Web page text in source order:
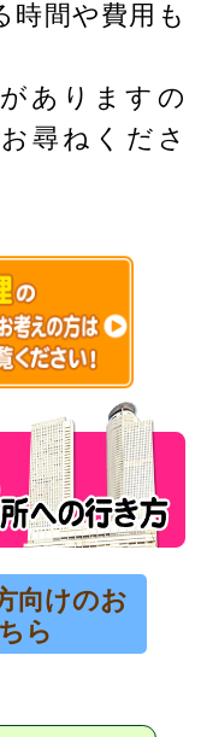
時間や費用も
ありますの
尋ねくださ
向けのお
ら